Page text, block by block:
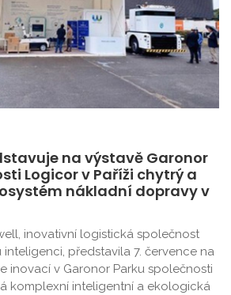
na výstavě Garonor
Logicor v Paříži chytrý a
nákladní dopravy v
inovativní logistická společnost
inteligenci, představila 7. července na
inovací v Garonor Parku společnosti
komplexní inteligentní a ekologická